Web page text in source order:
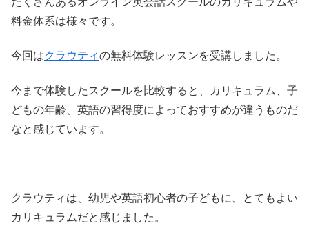
料金体系は様々です。
今回はクラウティの無料体験レッスンを受講しました。
今まで体験したスクールを比較すると、カリキュラム、子
どもの年齢、英語の習得度によっておすすめが違うものだ
なと感じています。
クラウティは、幼児や英語初心者の子どもに、とてもよい
カリキュラムだと感じました。